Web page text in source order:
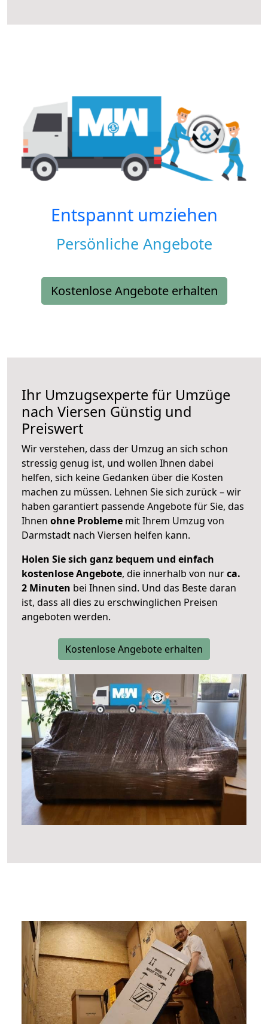
Entspannt umziehen
Persönliche Angebote
Kostenlose Angebote erhalten
Ihr Umzugsexperte für Umzüge
nach Viersen Günstig und
Preiswert
Wir verstehen, dass der Umzug an sich schon
stressig genug ist, und wollen Ihnen dabei
helfen, sich keine Gedanken über die Kosten
machen zu müssen. Lehnen Sie sich zurück – wir
haben garantiert passende Angebote für Sie, das
Ihnen ohne Probleme mit Ihrem Umzug von
Darmstadt nach Viersen helfen kann.
Holen Sie sich ganz bequem und einfach
kostenlose Angebote, die innerhalb von nurca.
2 Minuten bei Ihnen sind. Und das Beste daran
ist, dass all dies zu erschwinglichen Preisen
angeboten werden.
Kostenlose Angebote erhalten